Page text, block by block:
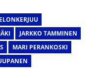
ELONKERJUU
JARKKO TAMMINEN
MARI PERANKOSKI